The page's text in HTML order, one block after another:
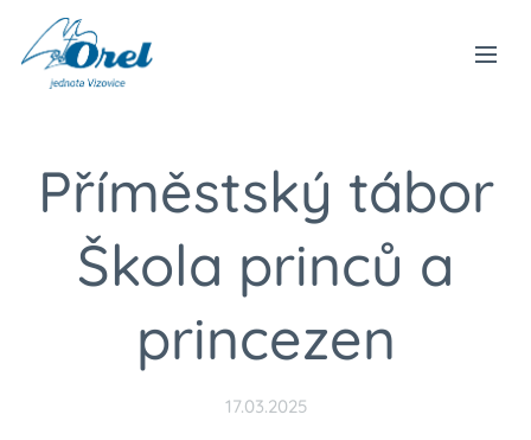
Příměstský tábor
Škola princů a
princezen
17.03.2025